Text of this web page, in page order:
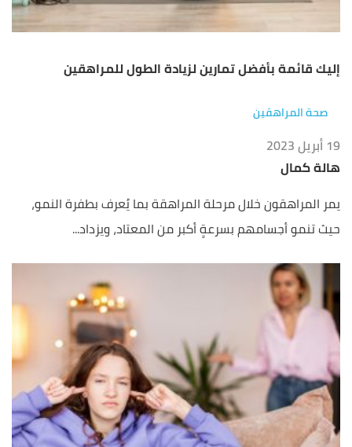
إليك قائمة بأفضل تمارين لزيادة الطول للمراهقين
صحة المراهقين
19 أبريل 2023
هالة كمال
يمر المراهقون خلال مرحلة المراهقة بما يُعرف بطفرة النمو،
حيث تنمو أجسامهم بسرعةٍ أكبر من المعتاد، ويزداد...